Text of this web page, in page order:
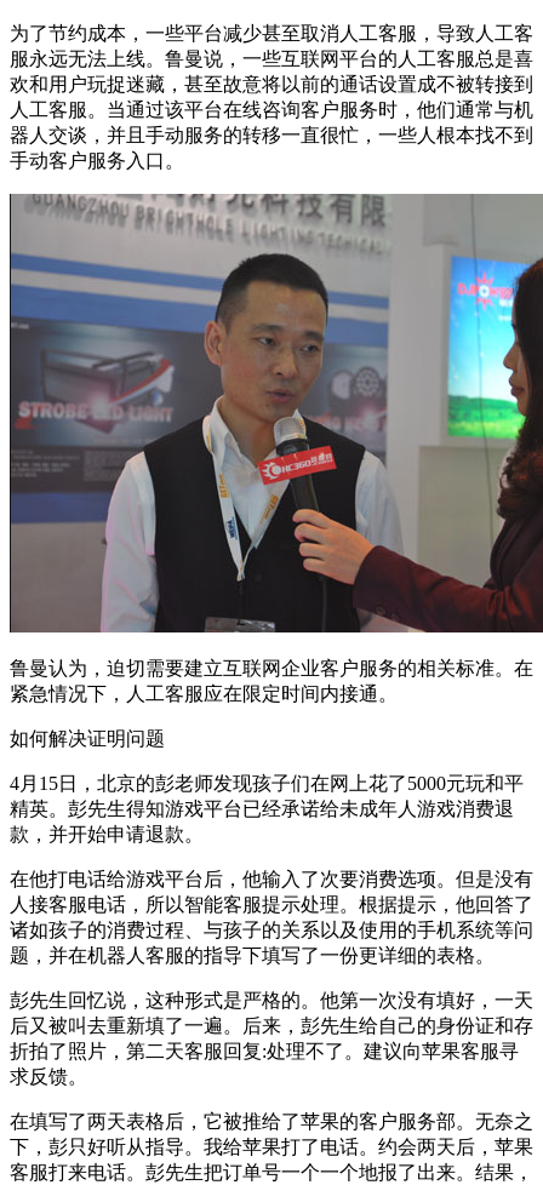
为了节约成本，一些平台减少甚至取消人工客服，导致人工客
服永远无法上线。鲁曼说，一些互联网平台的人工客服总是喜
欢和用户玩捉迷藏，甚至故意将以前的通话设置成不被转接到
人工客服。当通过该平台在线咨询客户服务时，他们通常与机
器人交谈，并且手动服务的转移一直很忙，一些人根本找不到
手动客户服务入口。
鲁曼认为，迫切需要建立互联网企业客户服务的相关标准。在
紧急情况下，人工客服应在限定时间内接通。
如何解决证明问题
4月15日，北京的彭老师发现孩子们在网上花了5000元玩和平
精英。彭先生得知游戏平台已经承诺给未成年人游戏消费退
款，并开始申请退款。
在他打电话给游戏平台后，他输入了次要消费选项。但是没有
人接客服电话，所以智能客服提示处理。根据提示，他回答了
诸如孩子的消费过程、与孩子的关系以及使用的手机系统等问
题，并在机器人客服的指导下填写了一份更详细的表格。
彭先生回忆说，这种形式是严格的。他第一次没有填好，一天
后又被叫去重新填了一遍。后来，彭先生给自己的身份证和存
折拍了照片，第二天客服回复:处理不了。建议向苹果客服寻
求反馈。
在填写了两天表格后，它被推给了苹果的客户服务部。无奈之
下，彭只好听从指导。我给苹果打了电话。约会两天后，苹果
客服打来电话。彭先生把订单号一个一个地报了出来。结果，